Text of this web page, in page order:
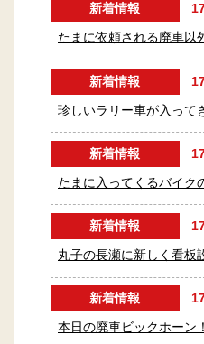
新着情報
たまに依頼される廃車以
新着情報
珍しいラリー車が入って
新着情報
たまに入ってくるバイク
新着情報
丸子の長瀬に新しく看板
新着情報
本日の廃車ビックホーン